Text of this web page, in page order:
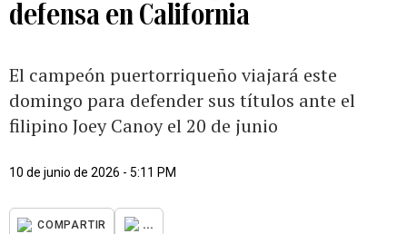
defensa en California
El campeón puertorriqueño viajará este
domingo para defender sus títulos ante el
filipino Joey Canoy el 20 de junio
10 de junio de 2026 - 5:11 PM
COMPARTIR ...